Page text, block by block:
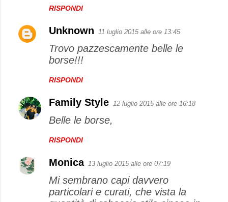
RISPONDI
Unknown 11 luglio 2015 alle ore 13:45
Trovo pazzescamente belle le
borse!!!
RISPONDI
Family Style 12 luglio 2015 alle ore 16:18
Belle le borse,
RISPONDI
Monica 13 luglio 2015 alle ore 07:19
Mi sembrano capi davvero
particolari e curati, che vista la